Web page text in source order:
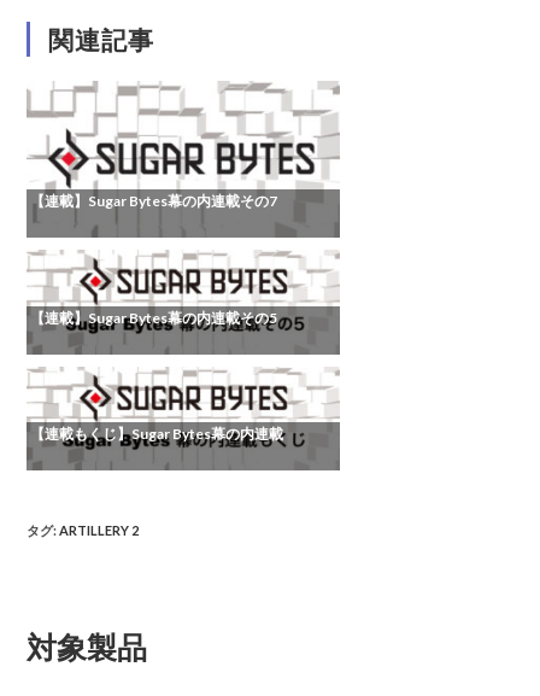
関連記事
【連載】Sugar Bytes幕の内連載その7
【連載】Sugar Bytes幕の内連載その5
【連載もくじ】Sugar Bytes幕の内連載
タグ:ARTILLERY 2
対象製品